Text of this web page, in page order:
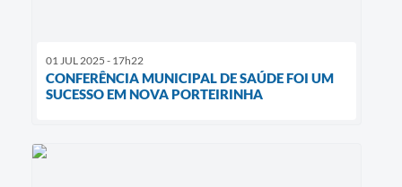
01 JUL 2025 - 17h22
CONFERÊNCIA MUNICIPAL DE SAÚDE FOI UM
SUCESSO EM NOVA PORTEIRINHA